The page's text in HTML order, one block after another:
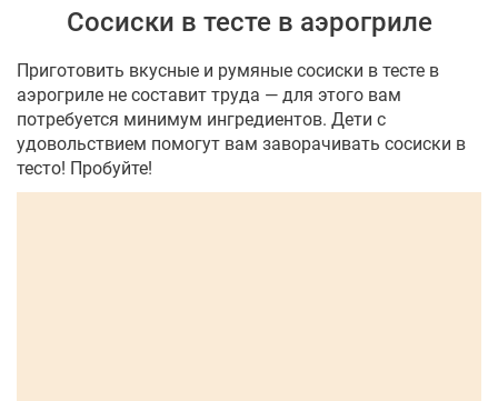
Сосиски в тесте в аэрогриле
Приготовить вкусные и румяные сосиски в тесте в
аэрогриле не составит труда — для этого вам
потребуется минимум ингредиентов. Дети с
удовольствием помогут вам заворачивать сосиски в
тесто! Пробуйте!